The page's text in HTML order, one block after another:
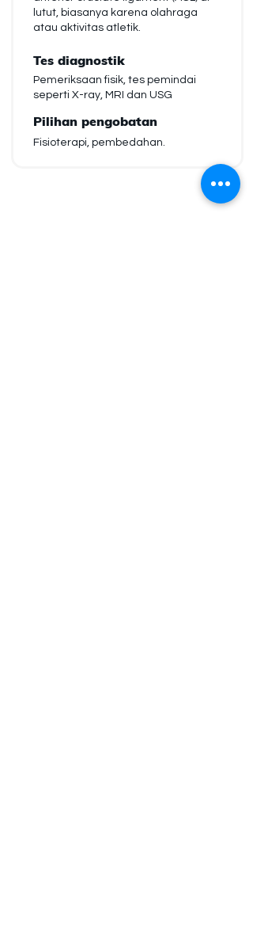
lutut, biasanya karena olahraga
atau aktivitas atletik.
Tes diagnostik
Pemeriksaan fisik, tes pemindai
seperti X-ray, MRI dan USG
Pilihan pengobatan
Fisioterapi, pembedahan.